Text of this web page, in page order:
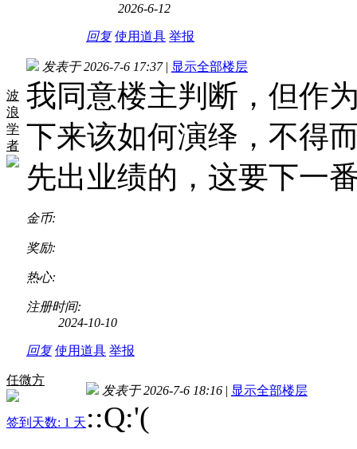
2026-6-12
回复 使用道具 举报
波
浪
学
者
发表于 2026-7-6 17:37 | 显示全部楼层
我同意楼主判断，但作
下来该如何演绎，不得
先出业绩的，这要下一
金币:
奖励:
热心:
注册时间:
2024-10-10
回复 使用道具 举报
任微方
签到天数: 1 天
发表于 2026-7-6 18:16 | 显示全部楼层
::Q:'(